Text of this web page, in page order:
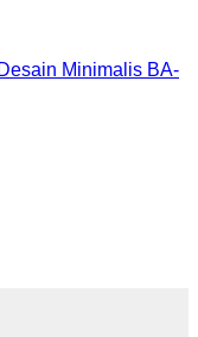
Minimalis BA-